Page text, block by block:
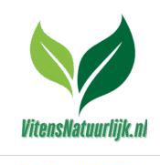
inhoud